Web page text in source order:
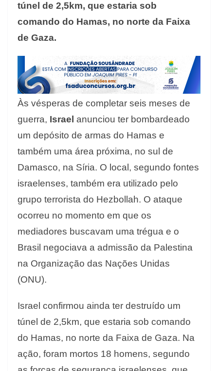
túnel de 2,5km, que estaria sob
comando do Hamas, no norte da Faixa
de Gaza.
Às vésperas de completar seis meses de
guerra, Israel anunciou ter bombardeado
um depósito de armas do Hamas e
também uma área próxima, no sul de
Damasco, na Síria. O local, segundo fontes
israelenses, também era utilizado pelo
grupo terrorista do Hezbollah. O ataque
ocorreu no momento em que os
mediadores buscavam uma trégua e o
Brasil negociava a admissão da Palestina
na Organização das Nações Unidas
(ONU).
Israel confirmou ainda ter destruído um
túnel de 2,5km, que estaria sob comando
do Hamas, no norte da Faixa de Gaza. Na
ação, foram mortos 18 homens, segundo